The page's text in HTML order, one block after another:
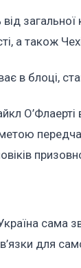
загальної
а також
в блоці,
сама
для